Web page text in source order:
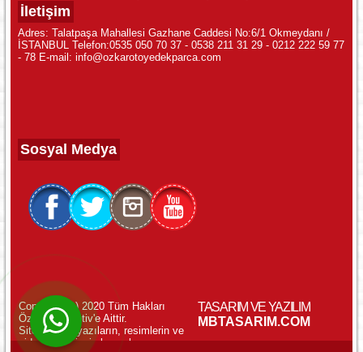
WhatsApp ile Online Destek!
İletişim
Adres: Talatpaşa Mahallesi Gazhane Caddesi No:6/1 Okmeydanı /
İSTANBUL Telefon:0535 050 70 37 - 0538 211 31 29 - 0212 222 59 77
- 78 E-mail: info@ozkarotoyedekparca.com
Sosyal Medya
Copyright (c) 2020 Tüm Hakları
Özkar Otomotiv'e Aittir.
Sitemizdeki yazıların, resimlerin ve
videoların izinsiz kopyalanması
TASARIM VE YAZILIM
MBTASARIM.COM